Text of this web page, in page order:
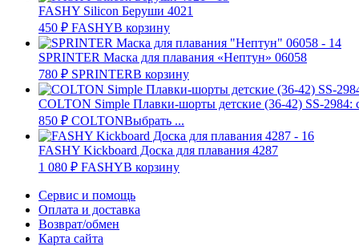
FASHY Silicon Беруши 4021
450 ₽ FASHYВ корзину
SPRINTER Маска для плавания «Нептун» 06058
780 ₽ SPRINTERВ корзину
COLTON Simple Плавки-шорты детские (36-42) SS-2984:
850 ₽ COLTONВыбрать ...
FASHY Kickboard Доска для плавания 4287
1 080 ₽ FASHYВ корзину
Сервис и помощь
Оплата и доставка
Возврат/обмен
Карта сайта